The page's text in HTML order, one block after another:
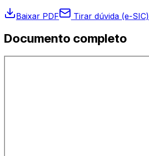
Baixar PDF Tirar dúvida (e-SIC)
Documento completo